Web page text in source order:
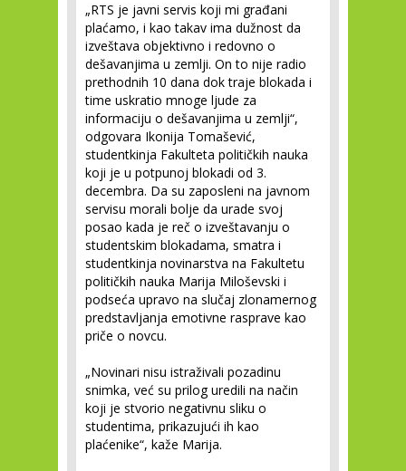
„RTS je javni servis koji mi građani
plaćamo, i kao takav ima dužnost da
izveštava objektivno i redovno o
dešavanjima u zemlji. On to nije radio
prethodnih 10 dana dok traje blokada i
time uskratio mnoge ljude za
informaciju o dešavanjima u zemlji“,
odgovara Ikonija Tomašević,
studentkinja Fakulteta političkih nauka
koji je u potpunoj blokadi od 3.
decembra. Da su zaposleni na javnom
servisu morali bolje da urade svoj
posao kada je reč o izveštavanju o
studentskim blokadama, smatra i
studentkinja novinarstva na Fakultetu
političkih nauka Marija Miloševski i
podseća upravo na slučaj zlonamernog
predstavljanja emotivne rasprave kao
priče o novcu.
„Novinari nisu istraživali pozadinu
snimka, već su prilog uredili na način
koji je stvorio negativnu sliku o
studentima, prikazujući ih kao
plaćenike“, kaže Marija.